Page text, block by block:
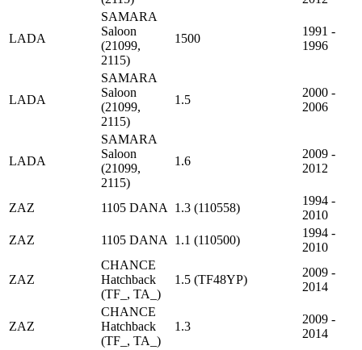
LADA
SAMARA
Saloon
(21099,
2115)
1500
1991 -
1996
LADA
SAMARA
Saloon
(21099,
2115)
1.5
2000 -
2006
LADA
SAMARA
Saloon
(21099,
2115)
1.6
2009 -
2012
ZAZ 1105 DANA 1.3 (110558)
1994 -
2010
ZAZ
1105 DANA 1.1 (110500)
1994 -
2010
ZAZ
CHANCE
Hatchback
(TF_, TA_)
1.5 (TF48YP)
2009 -
2014
ZAZ
CHANCE
Hatchback
(TF_, TA_)
1.3
2009 -
2014